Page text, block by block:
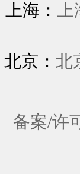
上海：
北京： 北
备案/许